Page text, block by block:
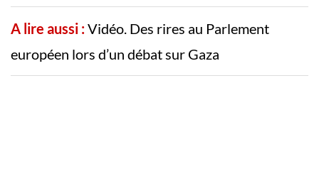
A lire aussi :Vidéo. Des rires au Parlement
européen lors d’un débat sur Gaza